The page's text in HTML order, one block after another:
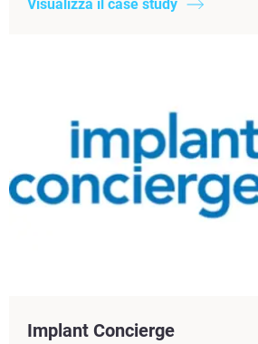
Visualizza il case study
Implant Concierge